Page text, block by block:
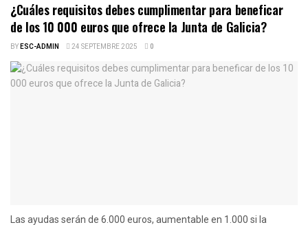
¿Cuáles requisitos debes cumplimentar para beneficar
de los 10 000 euros que ofrece la Junta de Galicia?
BYESC-ADMIN 24 SEPTEMBRE 2025 0
Las ayudas serán de 6.000 euros, aumentable en 1.000 si la